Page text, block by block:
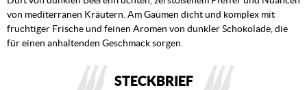
von mediterranen Kräutern. Am Gaumen dicht und komplex mit
fruchtiger Frische und feinen Aromen von dunkler Schokolade, die
für einen anhaltenden Geschmack sorgen.
STECKBRIEF